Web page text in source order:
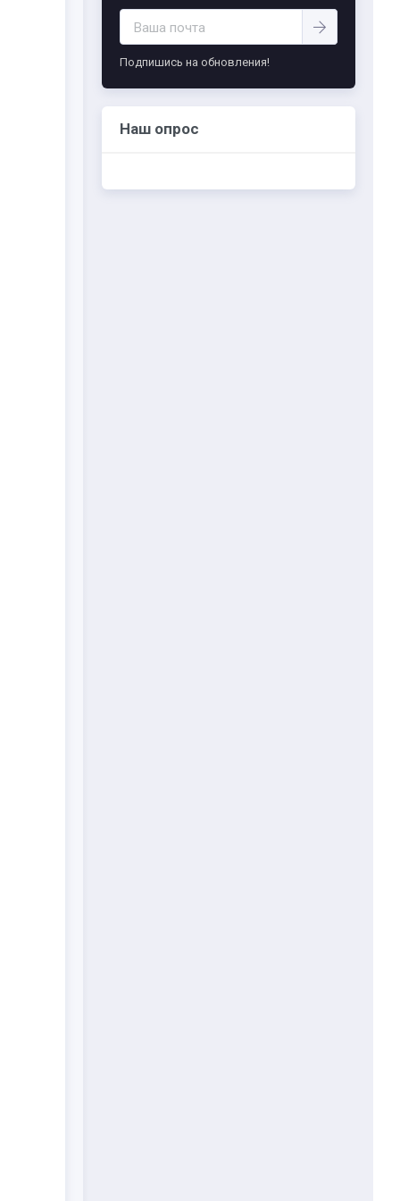
-- Самое большое богатство — это ум. Самая
большая нищета — глупость. Из всех страхов
самый пугающий — самолюбование.
советом, это пропустить его мимо ушей. Он
Подпишись на обновления!
Наш опрос